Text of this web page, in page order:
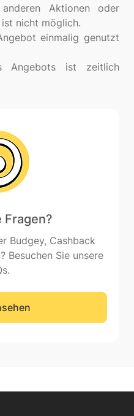
Aktionen oder
nicht möglich.
einmalig genutzt
Angebots ist zeitlich
Fragen?
Budgey, Cashback
Besuchen Sie unsere